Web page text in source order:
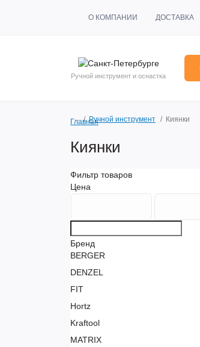
О КОМПАНИИ ДОСТАВКА
Ручной инструмент и оснастка
ГлавнаяРучной инструмент Киянки
Киянки
Фильтр товаров
Цена
Бренд
BERGER
DENZEL
FIT
Hortz
Kraftool
MATRIX